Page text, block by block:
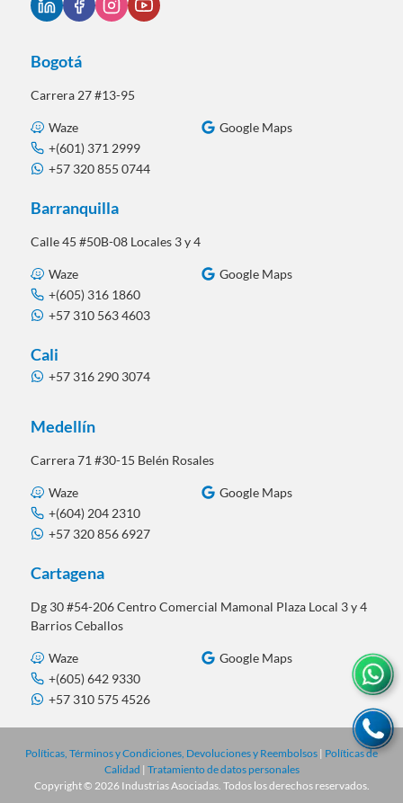
Bogotá
Carrera 27 #13-95
Waze
Google Maps
+(601) 371 2999
+57 320 855 0744
Barranquilla
Calle 45 #50B-08 Locales 3 y 4
Waze
Google Maps
+(605) 316 1860
+57 310 563 4603
Cali
+57 316 290 3074
Medellín
Carrera 71 #30-15 Belén Rosales
Waze
Google Maps
+(604) 204 2310
+57 320 856 6927
Cartagena
Dg 30 #54-206 Centro Comercial Mamonal Plaza Local 3 y 4
Barrios Ceballos
Waze
Google Maps
+(605) 642 9330
+57 310 575 4526
Políticas, Términos y Condiciones, Devoluciones y Reembolsos | Políticas de
Calidad | Tratamiento de datos personales
Copyright © 2026 Industrias Asociadas. Todos los derechos reservados.